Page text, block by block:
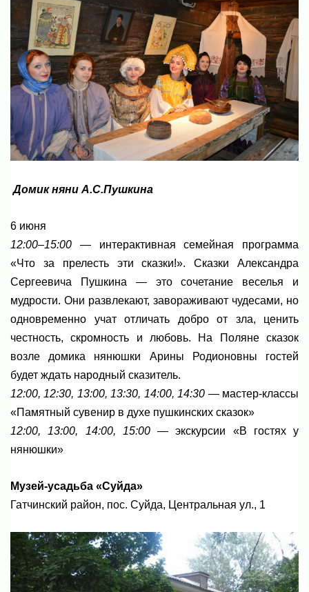
Домик няни А.С.Пушкина
6 июня
12:00–15:00 — интерактивная семейная программа
«Что за прелесть эти сказки!». Сказки Александра
Сергеевича Пушкина — это сочетание веселья и
мудрости. Они развлекают, завораживают чудесами, но
одновременно учат отличать добро от зла, ценить
честность, скромность и любовь. На Поляне сказок
возле домика нянюшки Арины Родионовны гостей
будет ждать народный сказитель.
12:00, 12:30, 13:00, 13:30, 14:00, 14:30 — мастер-классы
«Памятный сувенир в духе пушкинских сказок»
12:00, 13:00, 14:00, 15:00— экскурсии «В гостях у
нянюшки»
Музей-усадьба «Суйда»
Гатчинский район, пос. Суйда, Центральная ул., 1